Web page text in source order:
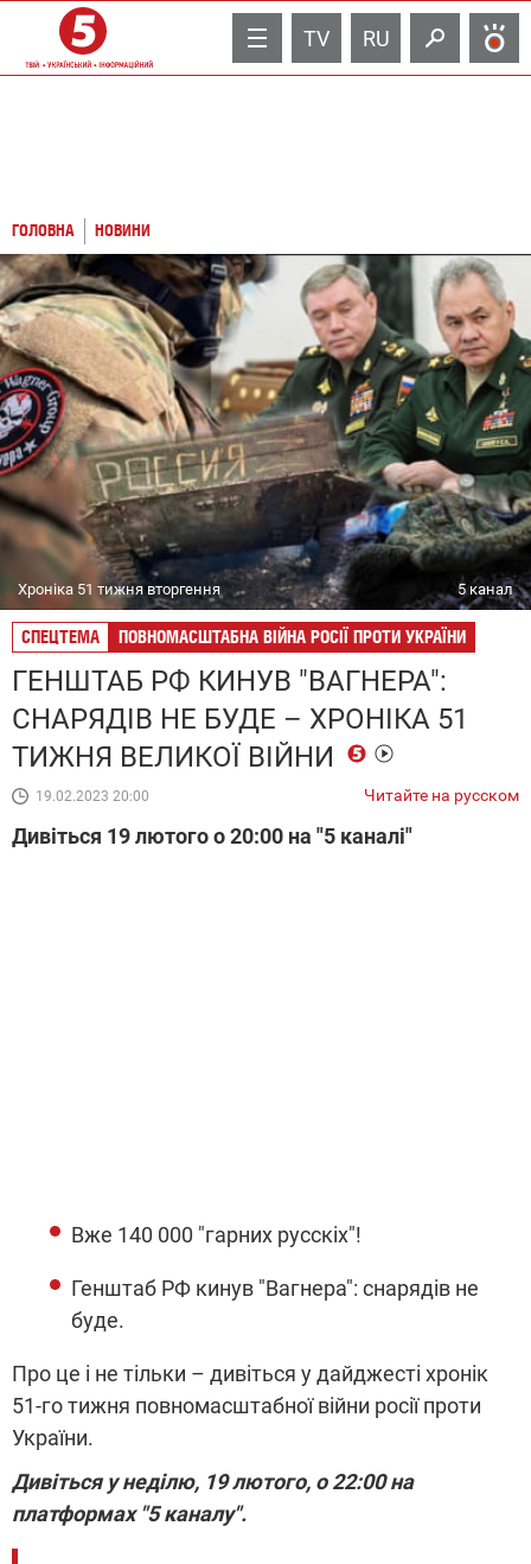
TV RU
ГОЛОВНА НОВИНИ
Хроніка 51 тижня вторгення 5 канал
СПЕЦТЕМА ПОВНОМАСШТАБНА ВІЙНА РОСІЇ ПРОТИ УКРАЇНИ
ГЕНШТАБ РФ КИНУВ "ВАГНЕРА":
СНАРЯДІВ НЕ БУДЕ – ХРОНІКА 51
ТИЖНЯ ВЕЛИКОЇ ВІЙНИ
19.02.2023 20:00 Читайте на русском
Дивіться 19 лютого о 20:00 на "5 каналі"
Вже 140 000 "гарних русскіх"!
Генштаб РФ кинув "Вагнера": снарядів не
буде.
Про це і не тільки – дивіться у дайджесті хронік
51-го тижня повномасштабної війни росії проти
України.
Дивіться у неділю, 19 лютого, о 22:00 на
платформах "5 каналу".